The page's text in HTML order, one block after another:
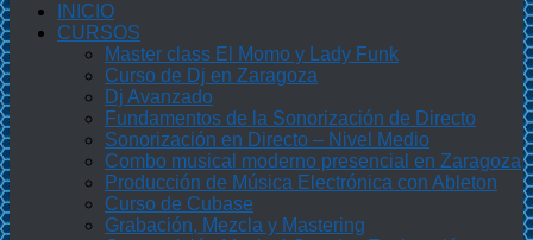
INICIO
CURSOS
Master class El Momo y Lady Funk
Curso de Dj en Zaragoza
Dj Avanzado
Fundamentos de la Sonorización de Directo
Sonorización en Directo – Nivel Medio
Combo musical moderno presencial en Zaragoza
Producción de Música Electrónica con Ableton
Curso de Cubase
Grabación, Mezcla y Mastering